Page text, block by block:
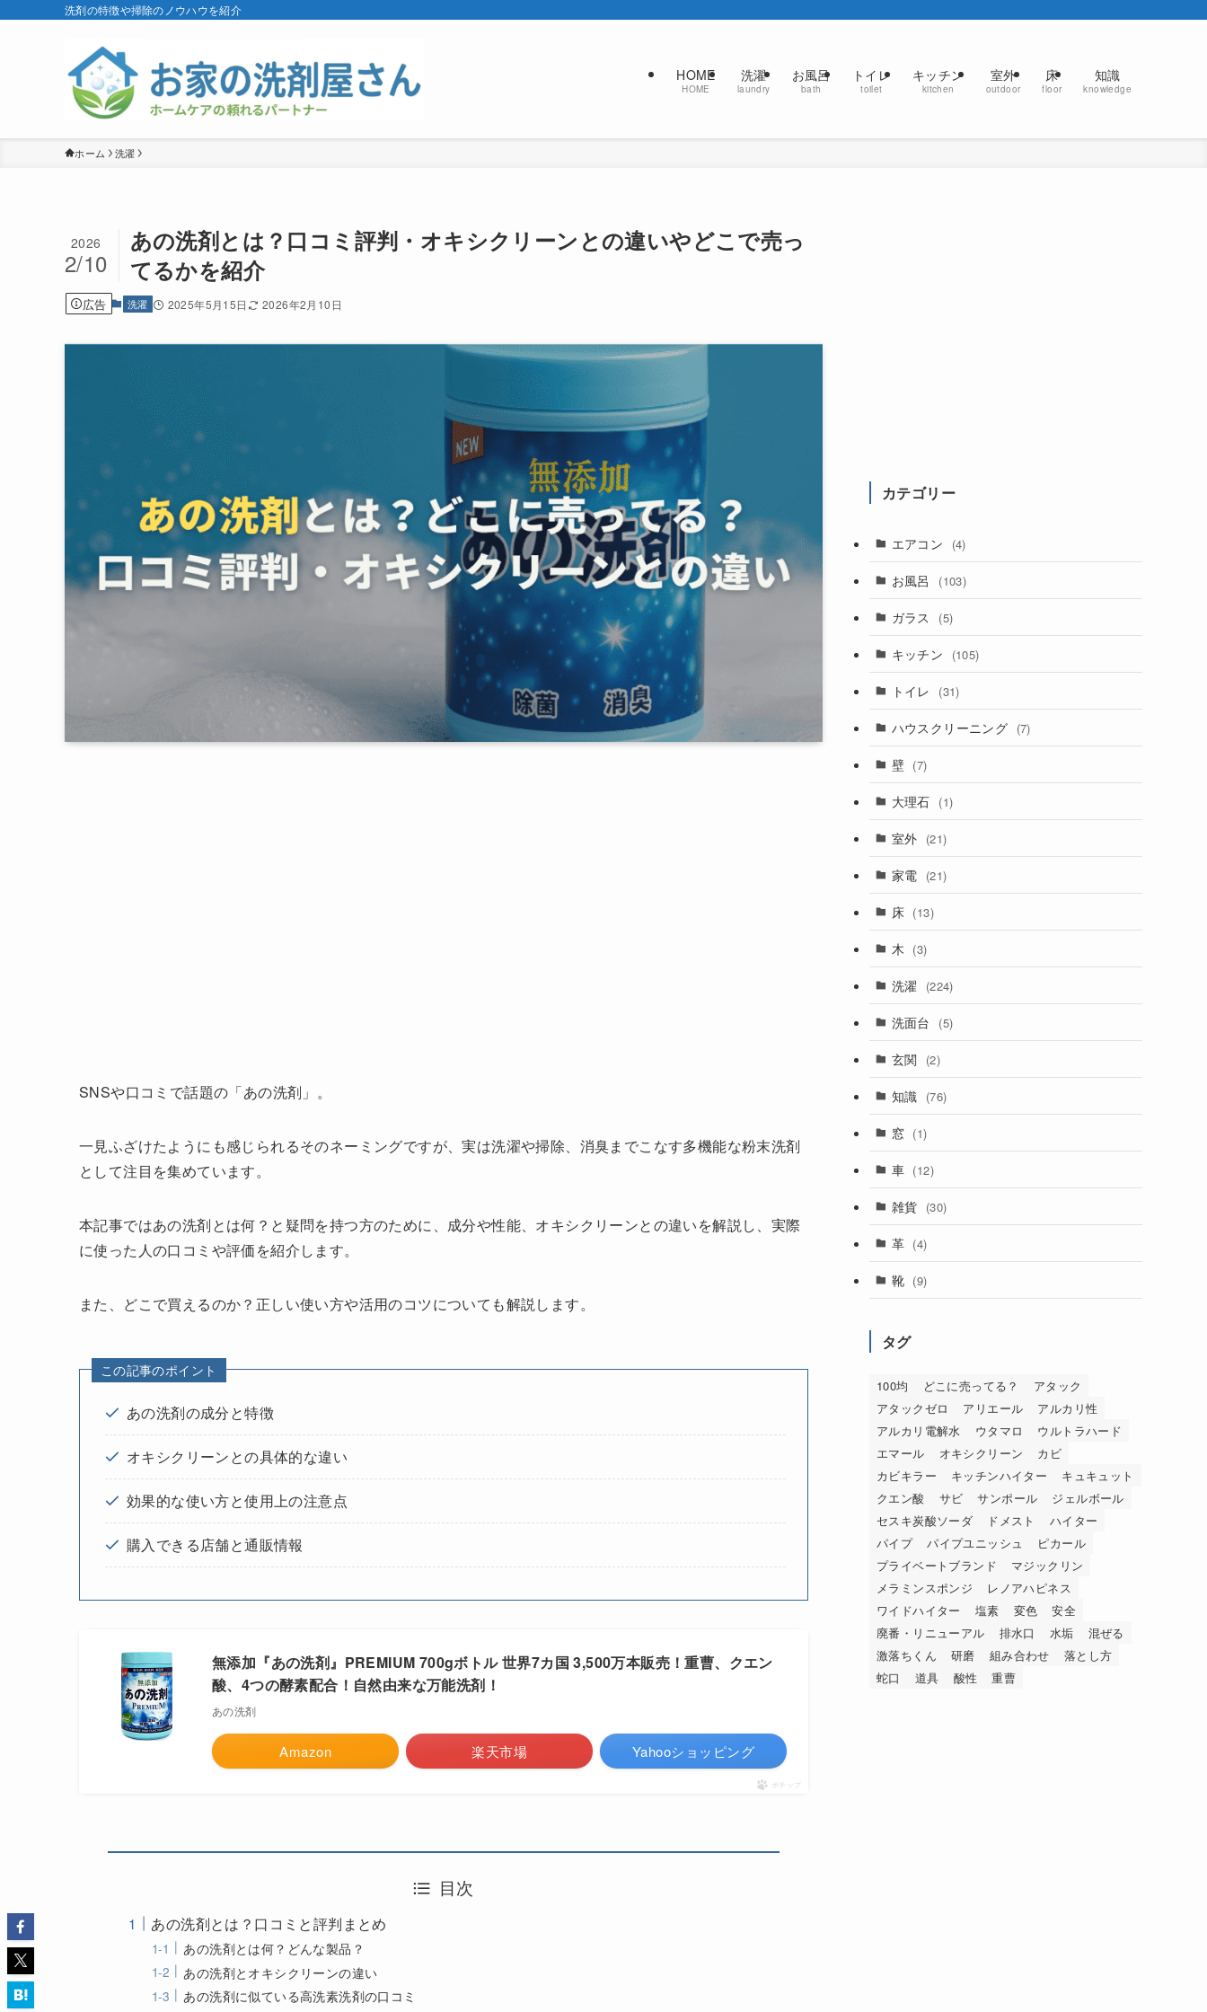
洗剤の特徴や掃除のノウハウを紹介
HOME
HOME
洗濯
laundry
お風呂
bath
トイレ
toilet
キッチン
kitchen
室外
outdoor
床
floor
知識
knowledge
ホーム 洗濯
あの洗剤とは？口コミ評判・オキシクリーンとの違いやどこで売っ
てるかを紹介
2026
2/10
広告 洗濯 2025年5月15日 2026年2月10日
SNSや口コミで話題の「あの洗剤」。
一見ふざけたようにも感じられるそのネーミングですが、実は洗濯や掃除、消臭までこなす多機能な粉末洗剤
として注目を集めています。
本記事ではあの洗剤とは何？と疑問を持つ方のために、成分や性能、オキシクリーンとの違いを解説し、実際
に使った人の口コミや評価を紹介します。
また、どこで買えるのか？正しい使い方や活用のコツについても解説します。
この記事のポイント
あの洗剤の成分と特徴
オキシクリーンとの具体的な違い
効果的な使い方と使用上の注意点
購入できる店舗と通販情報
無添加『あの洗剤』PREMIUM 700gボトル 世界7カ国 3,500万本販売！重曹、クエン
酸、4つの酵素配合！自然由来な万能洗剤！
あの洗剤
Amazon 楽天市場 Yahooショッピング
ポチップ
目次
あの洗剤とは？口コミと評判まとめ
あの洗剤とは何？どんな製品？
あの洗剤とオキシクリーンの違い
あの洗剤に似ている高洗素洗剤の口コミ
カテゴリー
エアコン (4)
お風呂 (103)
ガラス (5)
キッチン (105)
トイレ (31)
ハウスクリーニング (7)
壁 (7)
大理石 (1)
室外 (21)
家電 (21)
床 (13)
木 (3)
洗濯 (224)
洗面台 (5)
玄関 (2)
知識 (76)
窓 (1)
車 (12)
雑貨 (30)
革 (4)
靴 (9)
タグ
100均 どこに売ってる？
アタック
アタックゼロ
アリエール
アルカリ性
アルカリ電解水
ウタマロ
ウルトラハード
エマール
オキシクリーン
カビ
カビキラー
キッチンハイター
キュキュット
クエン酸
サビ サンポール
ジェルボール
セスキ炭酸ソーダ
ドメスト
ハイター
パイプ
パイプユニッシュ
ピカール
プライベートブランド
マジックリン
メラミンスポンジ
レノアハピネス
ワイドハイター
塩素 変色
安全
廃番・リニューアル
排水口 水垢
混ぜる
激落ちくん
研磨 組み合わせ
落とし方
蛇口
道具 酸性 重曹